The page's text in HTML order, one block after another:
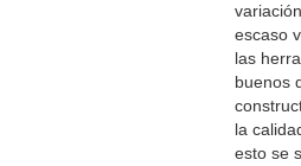
escaso
las
buenos
la
esto se